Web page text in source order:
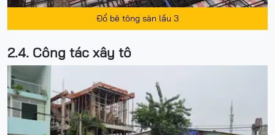
Đổ bê tông sàn lầu 3
2.4. Công tác xây tô